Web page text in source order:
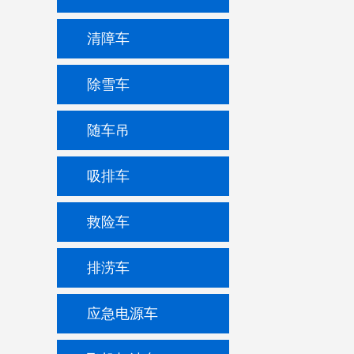
清障车
除雪车
随车吊
吸排车
救险车
排涝车
应急电源车